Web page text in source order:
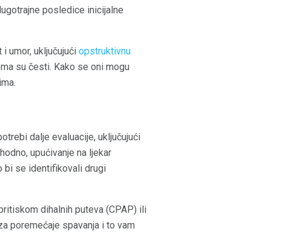
posledice inicijalne
umor, uključujući opstruktivnu
su česti. Kako se oni mogu
dalje evaluacije, uključujući
upućivanje na ljekar
bi se identifikovali drugi
dihalnih puteva (CPAP) ili
poremećaje spavanja i to vam